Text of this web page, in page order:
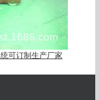
可订制生产厂家